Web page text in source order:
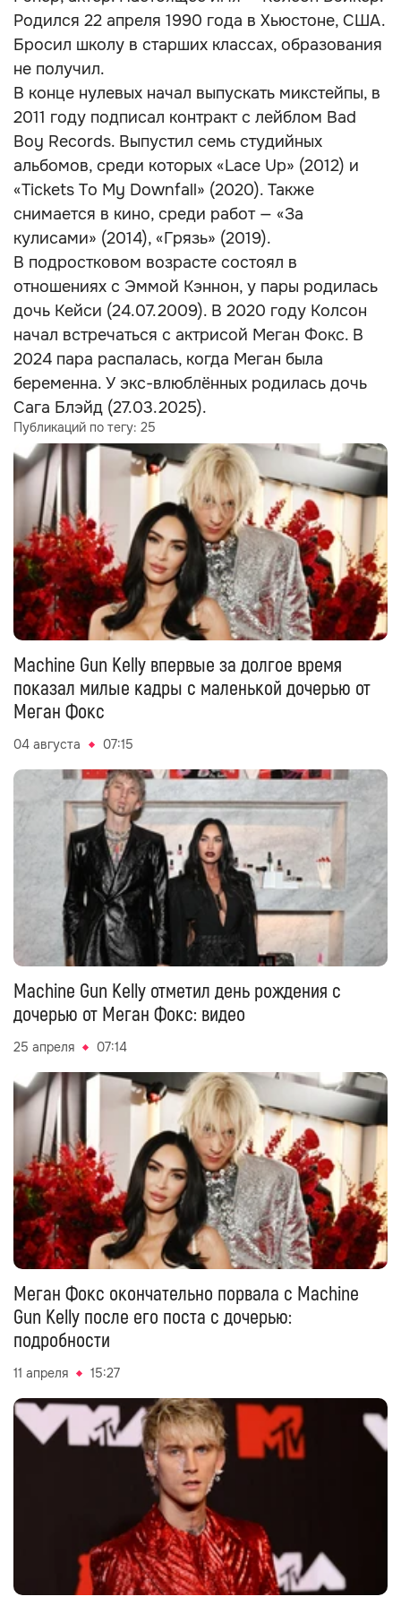
Родился 22 апреля 1990 года в Хьюстоне, США.
Бросил школу в старших классах, образования
не получил.
В конце нулевых начал выпускать микстейпы, в
2011 году подписал контракт с лейблом Bad
Boy Records. Выпустил семь студийных
альбомов, среди которых «Lace Up» (2012) и
«Tickets To My Downfall» (2020). Также
снимается в кино, среди работ — «За
кулисами» (2014), «Грязь» (2019).
В подростковом возрасте состоял в
отношениях с Эммой Кэннон, у пары родилась
дочь Кейси (24.07.2009). В 2020 году Колсон
начал встречаться с актрисой Меган Фокс. В
2024 пара распалась, когда Меган была
беременна. У экс-влюблённых родилась дочь
Сага Блэйд (27.03.2025).
Публикаций по тегу: 25
Machine Gun Kelly впервые за долгое время
показал милые кадры с маленькой дочерью от
Меган Фокс
04 августа 07:15
Machine Gun Kelly отметил день рождения с
дочерью от Меган Фокс: видео
25 апреля 07:14
Меган Фокс окончательно порвала с Machine
Gun Kelly после его поста с дочерью:
подробности
11 апреля 15:27